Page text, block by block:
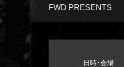
FWD PRESENTS
日時･会場